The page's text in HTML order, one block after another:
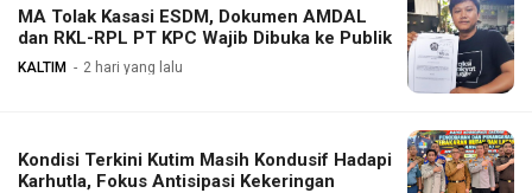
MA Tolak Kasasi ESDM, Dokumen AMDAL
dan RKL-RPL PT KPC Wajib Dibuka ke Publik
KALTIM 2 hari yang lalu
Kondisi Terkini Kutim Masih Kondusif Hadapi
Karhutla, Fokus Antisipasi Kekeringan